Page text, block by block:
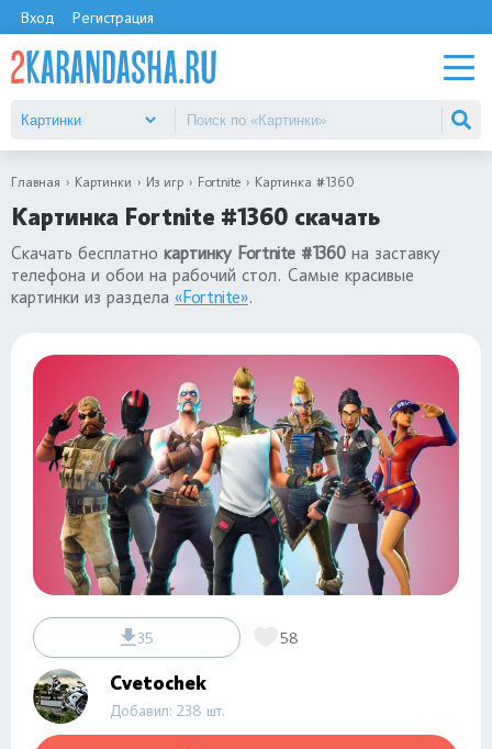
Вход Регистрация
Главная Картинки Из игр Fortnite Картинка #1360
Картинка Fortnite #1360 скачать
Скачать бесплатно картинку Fortnite #1360 на заставку
телефона и обои на рабочий стол. Самые красивые
картинки из раздела «Fortnite».
35 58
Cvetochek
Добавил: 238 шт.